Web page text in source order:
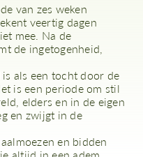
van zes weken
veertig dagen
mee. Na de
de ingetogenheid,
als een tocht door de
is een periode om stil
elders en in de eigen
en zwijgt in de
en bidden